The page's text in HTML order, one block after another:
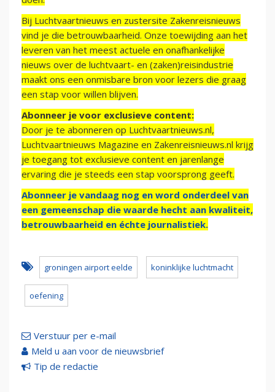
Bij Luchtvaartnieuws en zustersite Zakenreisnieuws
vind je die betrouwbaarheid. Onze toewijding aan het
leveren van het meest actuele en onafhankelijke
nieuws over de luchtvaart- en (zaken)reisindustrie
maakt ons een onmisbare bron voor lezers die graag
een stap voor willen blijven.
Abonneer je voor exclusieve content:
Door je te abonneren op Luchtvaartnieuws.nl,
Luchtvaartnieuws Magazine en Zakenreisnieuws.nl krijg
je toegang tot exclusieve content en jarenlange
ervaring die je steeds een stap voorsprong geeft.
Abonneer je vandaag nog en word onderdeel van
een gemeenschap die waarde hecht aan kwaliteit,
betrouwbaarheid en échte journalistiek.
groningen airport eelde koninklijke luchtmacht
oefening
Verstuur per e-mail
Meld u aan voor de nieuwsbrief
Tip de redactie